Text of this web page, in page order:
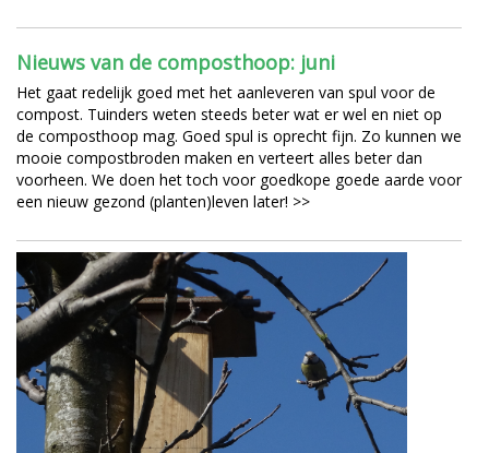
Nieuws van de composthoop: juni
Het gaat redelijk goed met het aanleveren van spul voor de
compost. Tuinders weten steeds beter wat er wel en niet op
de composthoop mag. Goed spul is oprecht fijn. Zo kunnen we
mooie compostbroden maken en verteert alles beter dan
voorheen. We doen het toch voor goedkope goede aarde voor
een nieuw gezond (planten)leven later! >>